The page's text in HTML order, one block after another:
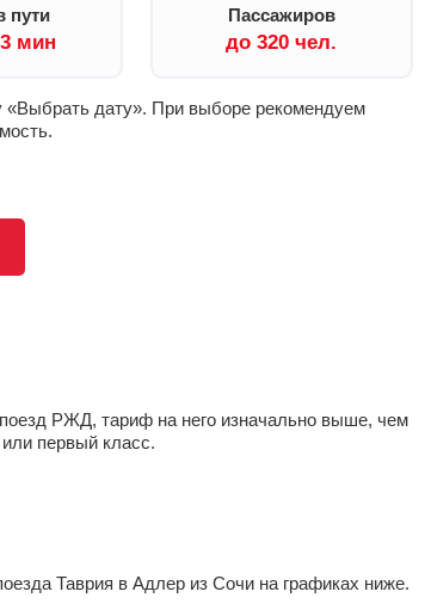
пути
мин
Пассажиров
до 320 чел.
«Выбрать дату». При выборе рекомендуем
РЖД, тариф на него изначально выше, чем
первый класс.
Таврия в Адлер из Сочи на графиках ниже.